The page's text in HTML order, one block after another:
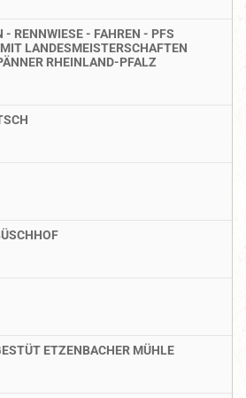
- RENNWIESE - FAHREN - PFS
LANDESMEISTERSCHAFTEN
RHEINLAND-PFALZ
ETZENBACHER MÜHLE